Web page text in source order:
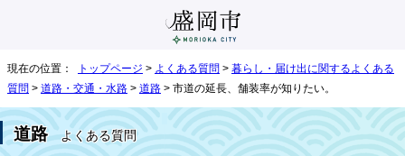
現在の位置： トップページ > よくある質問 > 暮らし・届け出に関するよくある
質問 > 道路・交通・水路 > 道路 > 市道の延長、舗装率が知りたい。
道路よくある質問